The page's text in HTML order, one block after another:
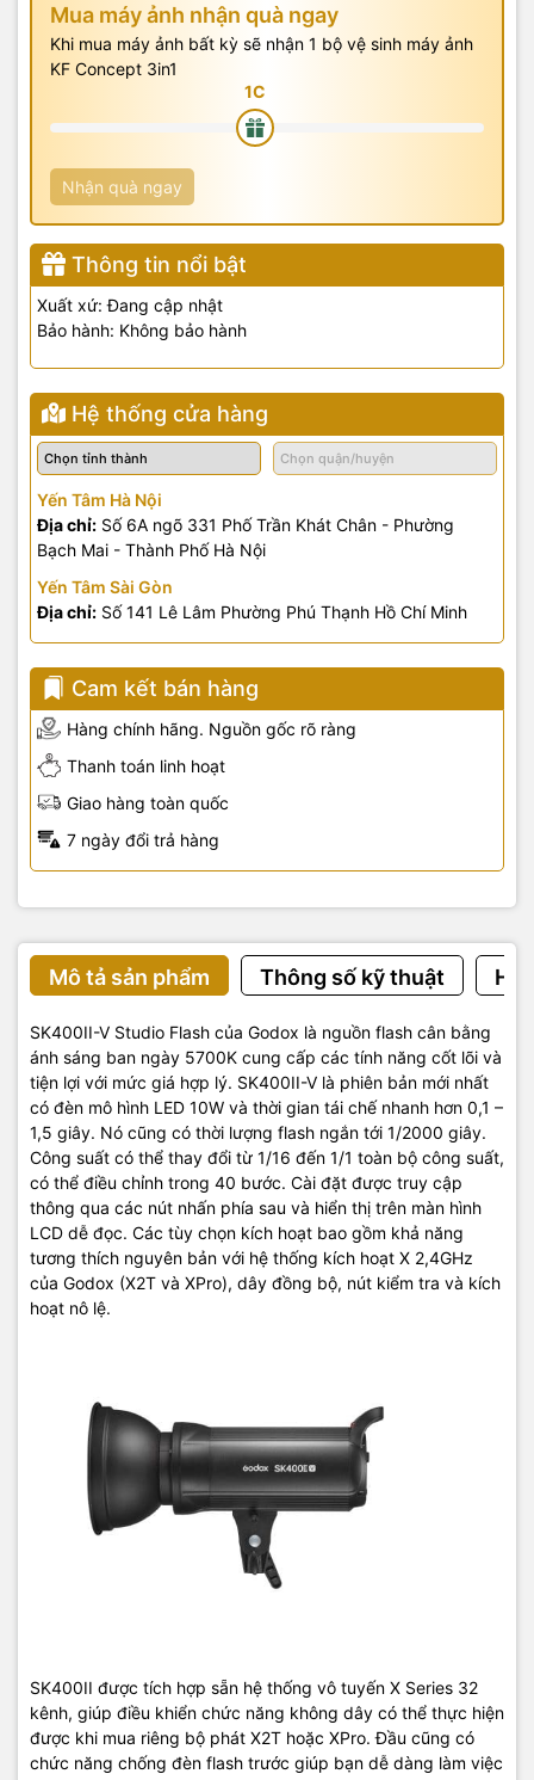
Mua máy ảnh nhận quà ngay
Khi mua máy ảnh bất kỳ sẽ nhận 1 bộ vệ sinh máy ảnh
KF Concept 3in1
Nhận quà ngay
Thông tin nổi bật
Xuất xứ: Đang cập nhật
Bảo hành: Không bảo hành
Hệ thống cửa hàng
Yến Tâm Hà Nội
Địa chỉ: Số 6A ngõ 331 Phố Trần Khát Chân - Phường
Bạch Mai - Thành Phố Hà Nội
Yến Tâm Sài Gòn
Địa chỉ: Số 141 Lê Lâm Phường Phú Thạnh Hồ Chí Minh
Cam kết bán hàng
Hàng chính hãng. Nguồn gốc rõ ràng
Thanh toán linh hoạt
Giao hàng toàn quốc
7 ngày đổi trả hàng
Mô tả sản phẩm Thông số kỹ thuật
SK400II-V Studio Flash của Godox là nguồn flash cân bằng
ánh sáng ban ngày 5700K cung cấp các tính năng cốt lõi và
tiện lợi với mức giá hợp lý. SK400II-V là phiên bản mới nhất
có đèn mô hình LED 10W và thời gian tái chế nhanh hơn 0,1 –
1,5 giây. Nó cũng có thời lượng flash ngắn tới 1/2000 giây.
Công suất có thể thay đổi từ 1/16 đến 1/1 toàn bộ công suất,
có thể điều chỉnh trong 40 bước. Cài đặt được truy cập
thông qua các nút nhấn phía sau và hiển thị trên màn hình
LCD dễ đọc. Các tùy chọn kích hoạt bao gồm khả năng
tương thích nguyên bản với hệ thống kích hoạt X 2,4GHz
của Godox (X2T và XPro), dây đồng bộ, nút kiểm tra và kích
hoạt nô lệ.
SK400II được tích hợp sẵn hệ thống vô tuyến X Series 32
kênh, giúp điều khiển chức năng không dây có thể thực hiện
được khi mua riêng bộ phát X2T hoặc XPro. Đầu cũng có
chức năng chống đèn flash trước giúp bạn dễ dàng làm việc